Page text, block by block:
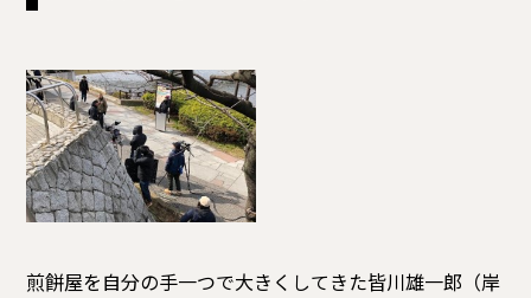
煎餅屋を自分の手一つで大きくしてきた皆川雄一郎（岸